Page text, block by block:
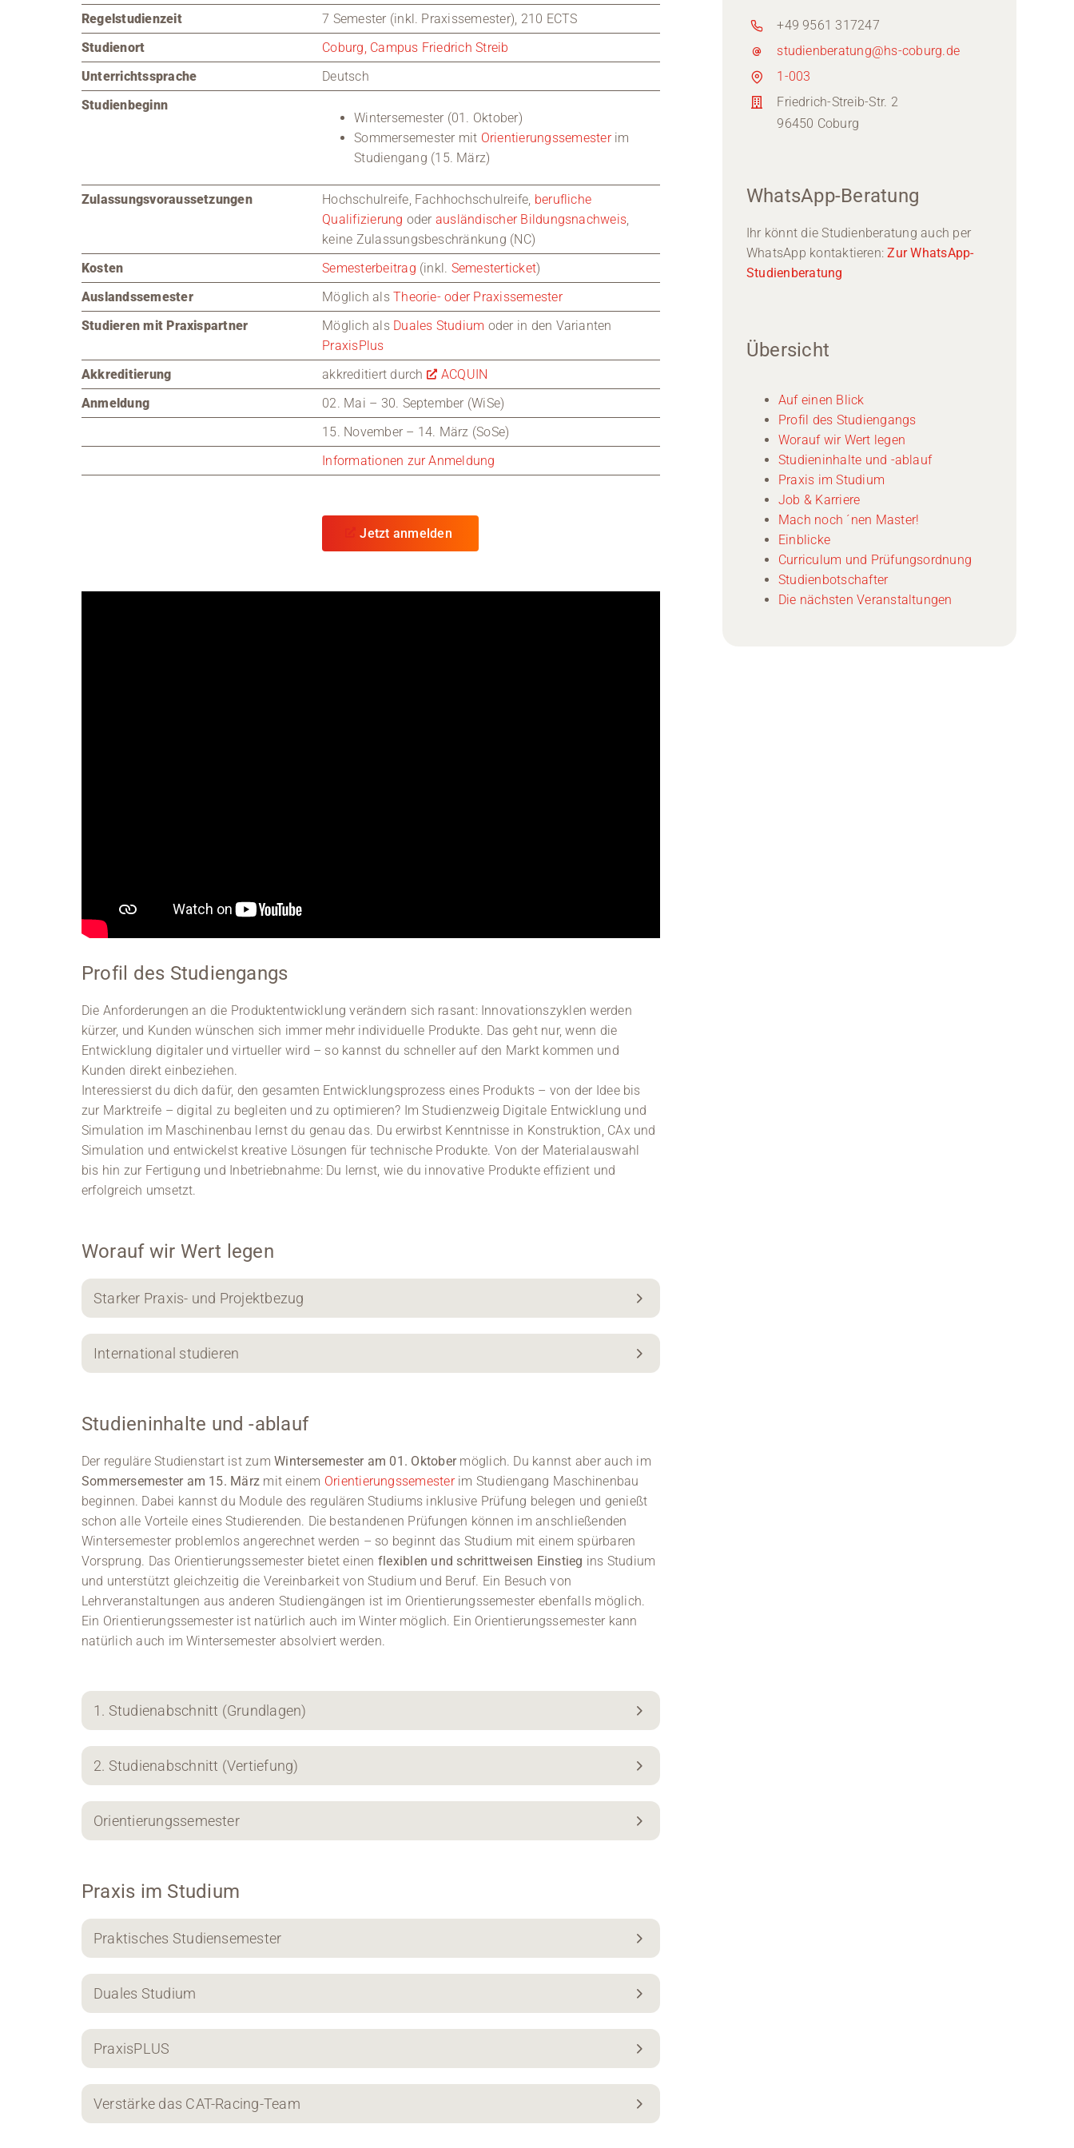
Regelstudienzeit
7 Semester (inkl. Praxissemester), 210 ECTS
Studienort
Coburg, Campus Friedrich Streib
Unterrichtssprache
Deutsch
Studienbeginn
Wintersemester (01. Oktober)
Sommersemester mit Orientierungssemesterim
Studiengang (15. März)
Zulassungsvoraussetzungen Hochschulreife, Fachhochschulreife, berufliche
Qualifizierung oder ausländischer Bildungsnachweis,
keine Zulassungsbeschränkung (NC)
Kosten
Semesterbeitrag (inkl. Semesterticket)
Auslandssemester
Möglich alsTheorie- oder Praxissemester
Studieren mit Praxispartner
Möglich als Duales Studium oder in den Varianten
PraxisPlus
Akkreditierung
akkreditiert durch
ACQUIN
Anmeldung
02. Mai – 30. September (WiSe)
15. November – 14. März (SoSe)
Informationen zur Anmeldung
Jetzt anmelden
Profil des Studiengangs
Die Anforderungen an die Produktentwicklung verändern sich rasant: Innovationszyklen werden
kürzer, und Kunden wünschen sich immer mehr individuelle Produkte. Das geht nur, wenn die
Entwicklung digitaler und virtueller wird – so kannst du schneller auf den Markt kommen und
Kunden direkt einbeziehen.
Interessierst du dich dafür, den gesamten Entwicklungsprozess eines Produkts – von der Idee bis
zur Marktreife – digital zu begleiten und zu optimieren? Im Studienzweig Digitale Entwicklung und
Simulation im Maschinenbau lernst du genau das. Du erwirbst Kenntnisse in Konstruktion, CAx und
Simulation und entwickelst kreative Lösungen für technische Produkte. Von der Materialauswahl
bis hin zur Fertigung und Inbetriebnahme: Du lernst, wie du innovative Produkte effizient und
erfolgreich umsetzt.
Worauf wir Wert legen
Starker Praxis- und Projektbezug
International studieren
Studieninhalte und -ablauf
Der reguläre Studienstart ist zumWintersemester am 01. Oktobermöglich. Du kannst aber auch im
Sommersemester am 15. März mit einem Orientierungssemesterim Studiengang Maschinenbau
beginnen. Dabei kannst du Module des regulären Studiums inklusive Prüfung belegen und genießt
schon alle Vorteile eines Studierenden. Die bestandenen Prüfungen können im anschließenden
Wintersemester problemlos angerechnet werden – so beginnt das Studium mit einem spürbaren
Vorsprung. Das Orientierungssemester bietet einen flexiblen und schrittweisen Einstieg ins Studium
und unterstützt gleichzeitig die Vereinbarkeit von Studium und Beruf. Ein Besuch von
Lehrveranstaltungen aus anderen Studiengängen ist im Orientierungssemester ebenfalls möglich.
Ein Orientierungssemester ist natürlich auch im Winter möglich. Ein Orientierungssemester kann
natürlich auch im Wintersemester absolviert werden.
1. Studienabschnitt (Grundlagen)
2. Studienabschnitt (Vertiefung)
Orientierungssemester
Praxis im Studium
Praktisches Studiensemester
Duales Studium
PraxisPLUS
Verstärke das CAT-Racing-Team
+49 9561 317247
studienberatung@hs-coburg.de
1-003
Friedrich-Streib-Str. 2
96450 Coburg
WhatsApp-Beratung
Ihr könnt die Studienberatung auch per
WhatsApp kontaktieren:Zur WhatsApp-
Studienberatung
Übersicht
Auf einen Blick
Profil des Studiengangs
Worauf wir Wert legen
Studieninhalte und -ablauf
Praxis im Studium
Job & Karriere
Mach noch ´nen Master!
Einblicke
Curriculum und Prüfungsordnung
Studienbotschafter
Die nächsten Veranstaltungen